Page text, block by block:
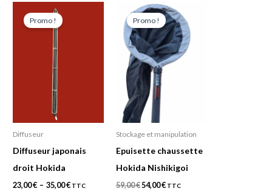
produit
Promo !
Diffuseur
Diffuseur japonais
droit Hokida
23,00€ – 35,00€ TTC
produit
plusieurs
variations.
options
être
choisies
Promo !
Stockage et manipulation
Epuisette chaussette
Hokida Nishikigoi
59,00€
Le
prix
initial
était :
59,00 €.
54,00€
Le
prix
actuel
est :
54,00 €.
TTC